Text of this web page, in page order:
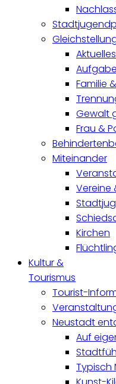
Familie
Gewalt
Frau &
Miteinander
Vereine
Kirchen
Kultur &
Tourismus
Tourist-
Neustadt
Auf
Typisch